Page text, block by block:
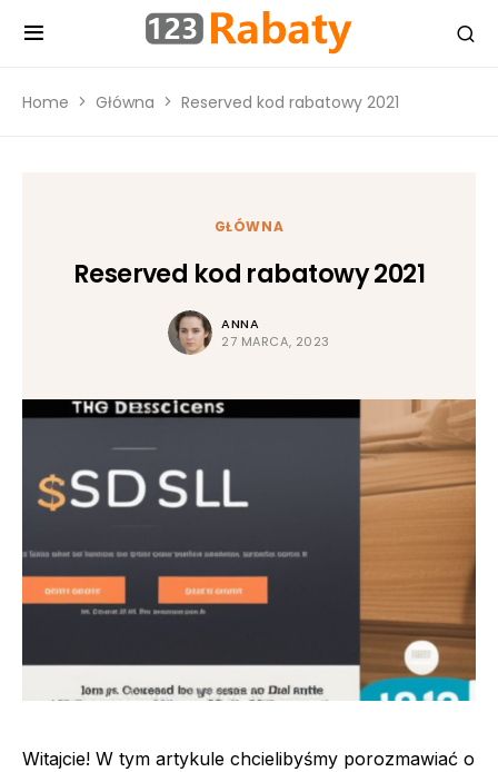
Home Główna Reserved kod rabatowy 2021
GŁÓWNA
Reserved kod rabatowy 2021
ANNA
27 MARCA, 2023
Witajcie! W tym artykule chcielibyśmy porozmawiać o